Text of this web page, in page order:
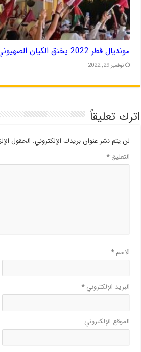
مونديال قطر 2022 يخنق الكيان الصهيوني ويعزله
نوفمبر 29, 2022
اترك تعليقاً
لن يتم نشر عنوان بريدك الإلكتروني. الحقول
التعليق*
الاسم*
البريد الإلكتروني*
الموقع الإلكتروني